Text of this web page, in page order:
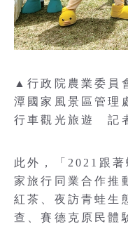
▲行政院農業委員
潭國家風景區管理
行車觀光旅遊 記
此外，「2021跟
家旅行同業合作推
紅茶、夜訪青蛙生
查、賽德克原民體